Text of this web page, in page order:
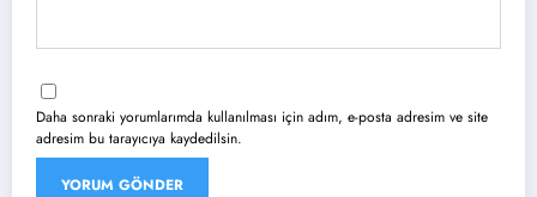
Daha sonraki yorumlarımda kullanılması için adım, e-posta adresim ve site
adresim bu tarayıcıya kaydedilsin.